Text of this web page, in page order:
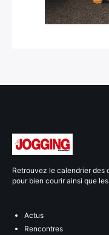
Retrouvez le calendrier des
pour bien courir ainsi que
Actus
Rencontres